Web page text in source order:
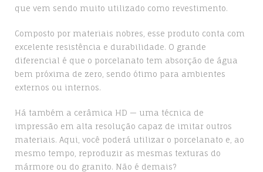
que vem sendo muito utilizado como revestimento.
Composto por materiais nobres, esse produto conta com
excelente resistência e durabilidade. O grande
diferencial é que o porcelanato tem absorção de água
bem próxima de zero, sendo ótimo para ambientes
externos ou internos.
Há também a cerâmica HD — uma técnica de
impressão em alta resolução capaz de imitar outros
materiais. Aqui, você poderá utilizar o porcelanato e, ao
mesmo tempo, reproduzir as mesmas texturas do
mármore ou do granito. Não é demais?